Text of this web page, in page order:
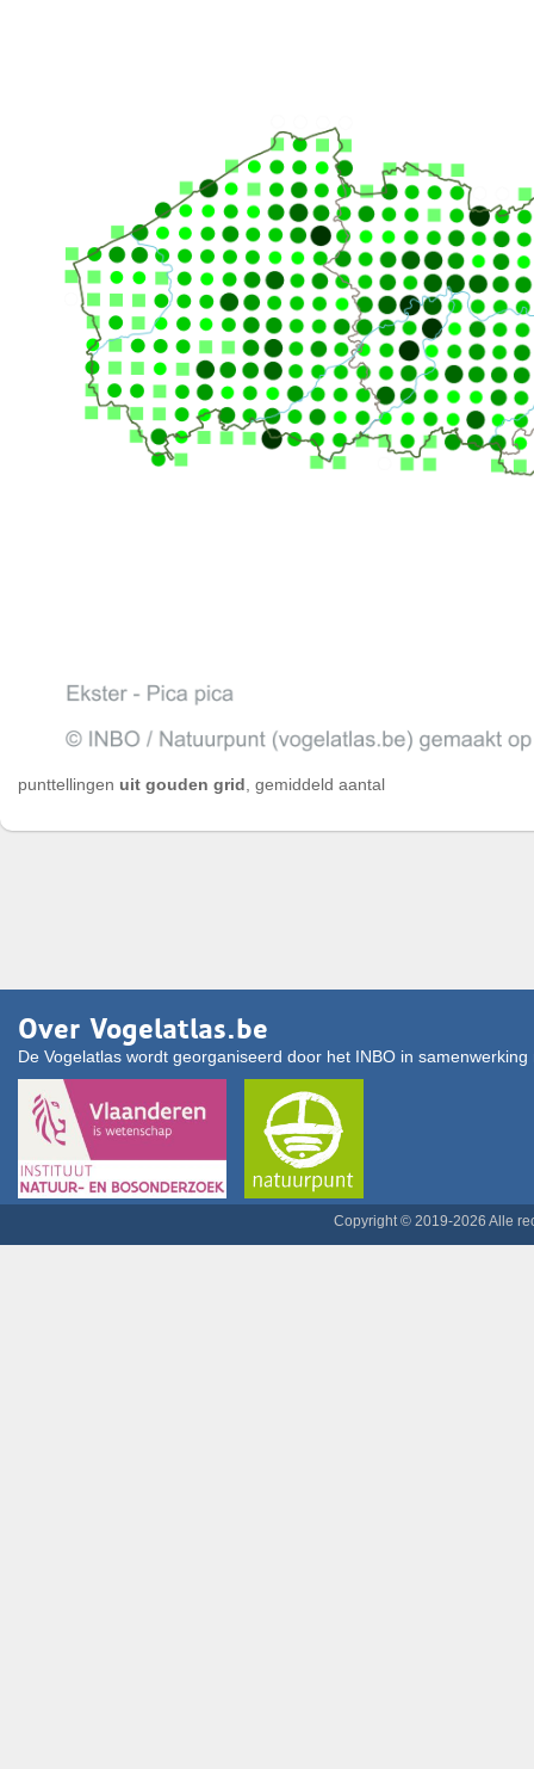
punttellingen uit gouden grid , gemiddeld aantal
Over Vogelatlas.be
De Vogelatlas wordt georganiseerd door het INBO in
Copyright © 2019-2026 Alle